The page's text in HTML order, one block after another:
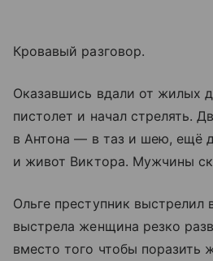
Кровавый разговор.
Оказавшись вдали от жилых
пистолет и начал стрелять.
в Антона — в таз и шею, ещё
и живот Виктора. Мужчины
Ольге преступник выстрелил
выстрела женщина резко
вместо того чтобы поразить